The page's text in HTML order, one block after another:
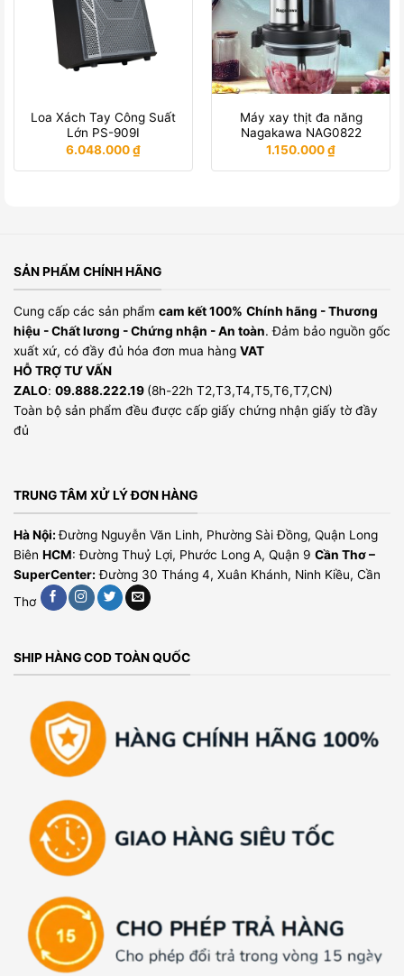
Loa Xách Tay Công Suất
Lớn PS-909I
6.048.000₫
Máy xay thịt đa năng
Nagakawa NAG0822
1.150.000₫
SẢN PHẨM CHÍNH HÃNG
Cung cấp các sản phẩm cam kết 100% Chính hãng - Thương
hiệu - Chất lương - Chứng nhận - An toàn. Đảm bảo nguồn gốc
xuất xứ, có đầy đủ hóa đơn mua hàng VAT
HỖ TRỢ TƯ VẤN
ZALO: 09.888.222.19 (8h-22h T2,T3,T4,T5,T6,T7,CN)
Toàn bộ sản phẩm đều được cấp giấy chứng nhận giấy tờ đầy
đủ
TRUNG TÂM XỬ LÝ ĐƠN HÀNG
Hà Nội:Đường Nguyễn Văn Linh, Phường Sài Đồng, Quận Long
Biên HCM: Đường Thuỷ Lợi, Phước Long A, Quận 9 Cần Thơ –
SuperCenter: Đường 30 Tháng 4, Xuân Khánh, Ninh Kiều, Cần
Thơ
SHIP HÀNG COD TOÀN QUỐC